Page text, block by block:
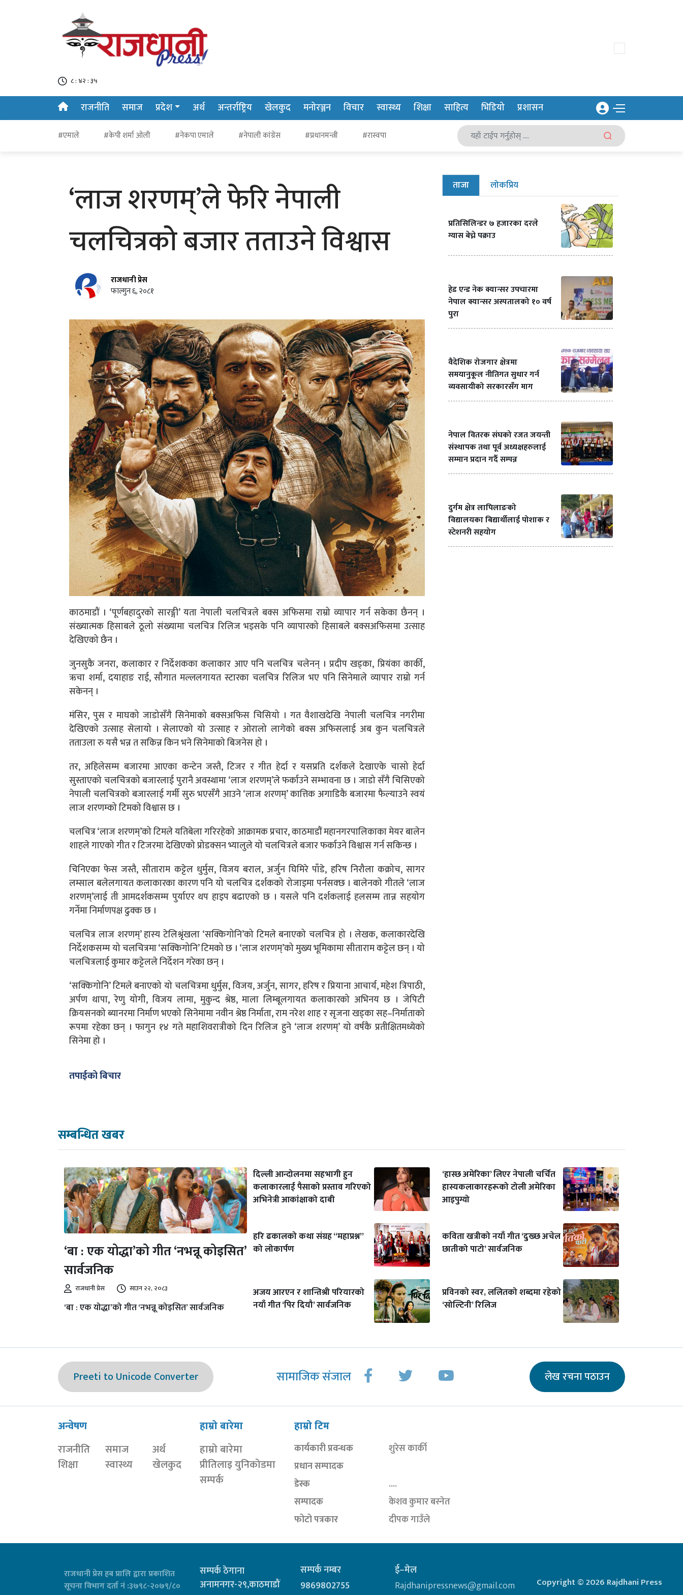
८ : ४२ : ३६
राजनीति समाज प्रदेश अर्थ अन्तर्राष्ट्रिय खेलकुद मनोरञ्जन विचार स्वास्थ्य शिक्षा साहित्य भिडियो प्रशासन
#एमाले #केपी शर्मा ओली #नेकपा एमाले #नेपाली कांग्रेस #प्रधानमन्त्री #रास्वपा
‘लाज शरणम्’ले फेरि नेपाली
चलचित्रको बजार तताउने विश्वास
राजधानी प्रेस
फाल्गुन ६, २०८१
काठमाडौं । ‘पूर्णबहादुरको सारङ्गी’ यता नेपाली चलचित्रले बक्स अफिसमा राम्रो व्यापार गर्न सकेका छैनन् ।
संख्यात्मक हिसाबले ठूलो संख्यामा चलचित्र रिलिज भइसके पनि व्यापारको हिसाबले बक्सअफिसमा उत्साह
देखिएको छैन ।
जुनसुकै जनरा, कलाकार र निर्देशकका कलाकार आए पनि चलचित्र चलेनन् । प्रदीप खड्का, प्रियंका कार्की,
ऋचा शर्मा, दयाहाङ राई, सौगात मल्ललगायत स्टारका चलचित्र रिलिज भए पनि सिनेमाले व्यापार राम्रो गर्न
सकेनन् ।
मंसिर, पुस र माघको जाडोसँगै सिनेमाको बक्सअफिस चिसियो । गत वैशाखदेखि नेपाली चलचित्र नगरीमा
देखिएको उत्साह सेलायो । सेलाएको यो उत्साह र ओरालो लागेको बक्स अफिसलाई अब कुन चलचित्रले
तताउला रु यसै भन्न त सकिन्न किन भने सिनेमाको बिजनेस हो ।
तर, अहिलेसम्म बजारमा आएका कन्टेन जस्तै, टिजर र गीत हेर्दा र यसप्रति दर्शकले देखाएके चासो हेर्दा
सुस्ताएको चलचित्रको बजारलाई पुरानै अवस्थामा ‘लाज शरणम्’ले फर्काउने सम्भावना छ । जाडो सँगै चिसिएको
नेपाली चलचित्रको बजारलाई गर्मी सुरु भएसँगै आउने ‘लाज शरणम्’ कात्तिक अगाडिकै बजारमा फैल्याउने स्वयं
लाज शरणम्को टिमको विश्वास छ ।
चलचित्र ‘लाज शरणम्’को टिमले यतिबेला गरिरहेको आक्रामक प्रचार, काठमाडौं महानगरपालिकाका मेयर बालेन
शाहले गाएको गीत र टिजरमा देखिएको प्रोडक्सन भ्यालुले यो चलचित्रले बजार फर्काउने विश्वास गर्न सकिन्छ ।
चिनिएका फेस जस्तै, सीताराम कट्टेल धुर्मुस, विजय बराल, अर्जुन घिमिरे पाँडे, हरिष निरौला कक्रोच, सागर
लम्साल बलेलगायत कलाकारका कारण पनि यो चलचित्र दर्शकको रोजाइमा पर्नसक्छ । बालेनको गीतले ‘लाज
शरणम्’लाई ती आमदर्शकसम्म पुर्याएर थप हाइप बढाएको छ । यसले पनि दर्शकलाई हलसम्म तान्न सहयोग
गर्नेमा निर्माणपक्ष ढुक्क छ ।
चलचित्र लाज शरणम्’ हास्य टेलिश्रृंखला ‘सक्किगोनि’को टिमले बनाएको चलचित्र हो । लेखक, कलाकारदेखि
निर्देशकसम्म यो चलचित्रमा ‘सक्किगोनि’ टिमको छ । ‘लाज शरणम्’को मुख्य भूमिकामा सीताराम कट्टेल छन् । यो
चलचित्रलाई कुमार कट्टेलले निर्देशन गरेका छन् ।
‘सक्किगोनि’ टिमले बनाएको यो चलचित्रमा धुर्मुस, विजय, अर्जुन, सागर, हरिष र प्रियाना आचार्य, महेश त्रिपाठी,
अर्पण थापा, रेणु योगी, विजय लामा, मुकुन्द श्रेष्ठ, माला लिम्बूलगायत कलाकारको अभिनय छ । जेपिटी
क्रियसनको ब्यानरमा निर्माण भएको सिनेमामा नवीन श्रेष्ठ निर्माता, राम नरेश शाह र सृजना खड्का सह–निर्माताको
रूपमा रहेका छन् । फागुन १४ गते महाशिवरात्रीको दिन रिलिज हुने ‘लाज शरणम्’ यो वर्षकै प्रतीक्षितमध्येको
सिनेमा हो ।
तपाईको बिचार
ताजा लोकप्रिय
प्रतिसिलिन्डर ७ हजारका दरले
ग्यास बेच्ने पक्राउ
हेड एन्ड नेक क्यान्सर उपचारमा
नेपाल क्यान्सर अस्पतालको १० वर्ष
पुरा
वैदेशिक रोजगार क्षेत्रमा
समयानुकूल नीतिगत सुधार गर्न
व्यवसायीको सरकारसँग माग
नेपाल वितरक संघको रजत जयन्ती
संस्थापक तथा पूर्व अध्यक्षहरुलाई
सम्मान प्रदान गर्दै सम्पन्न
दुर्गम क्षेत्र लापिलाङको
विद्यालयका बिद्यार्थीलाई पोशाक र
स्टेशनरी सहयोग
सम्बन्धित खबर
‘बा : एक योद्धा’को गीत ‘नभन्नू कोइसित’
सार्वजनिक
राजधानी प्रेस साउन २२, २०८३
‘बा : एक योद्धा’को गीत ‘नभन्नू कोइसित’ सार्वजनिक
दिल्ली आन्दोलनमा सहभागी हुन
कलाकारलाई पैसाको प्रस्ताव गरिएको
अभिनेत्री आकांक्षाको दाबी
हरि ढकालको कथा संग्रह “महाप्रश्न”
को लोकार्पण
अजय आरएन र शान्तिश्री परियारको
नयाँ गीत ‘पिर दियौ’ सार्वजनिक
‘हास्छ अमेरिका’ लिएर नेपाली चर्चित
हास्यकलाकारहरूको टोली अमेरिका
आइपुग्यो
कविता खत्रीको नयाँ गीत ‘दुख्छ अचेल
छातीको पाटो’ सार्वजनिक
प्रविनको स्वर, ललितको शब्दमा रहेको
‘सोल्टिनी’ रिलिज
Preeti to Unicode Converter सामाजिक संजाल लेख रचना पठाउन
अन्वेषण
राजनीति
समाज
अर्थ
शिक्षा
स्वास्थ्य खेलकुद
हाम्रो बारेमा
हाम्रो बारेमा
प्रीतिलाइ युनिकोडमा
सम्पर्क
हाम्रो टिम
कार्यकारी प्रवन्धक
शुरेस कार्की
प्रधान सम्पादक
डेस्क
....
सम्पादक
केशव कुमार बस्नेत
फोटो पत्रकार
दीपक गाउँले
राजधानी प्रेस हब प्रालि द्वारा प्रकाशित
सूचना विभाग दर्ता नं :३७९८-२०७९/८०
सम्पर्क ठेगाना
अनामनगर-२९,काठमाडौं
सम्पर्क नम्बर
9869802755
ई–मेल
Rajdhanipressnews@gmail.com
Copyright © 2026 Rajdhani Press